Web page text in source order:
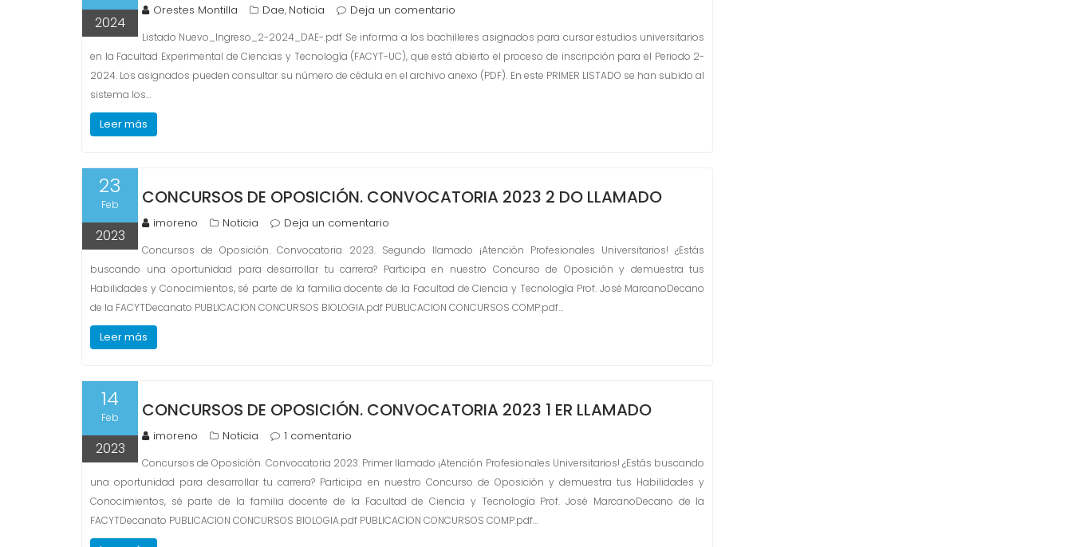
2024
Orestes Montilla Dae, Noticia Deja un comentario
Listado Nuevo_Ingreso_2-2024_DAE-.pdf Se informa a los bachilleres asignados para cursar estudios universitarios
en la Facultad Experimental de Ciencias y Tecnología (FACYT-UC), que está abierto el proceso de inscripción para el Periodo 2-
2024. Los asignados pueden consultar su número de cédula en el archivo anexo (PDF). En este PRIMER LISTADO se han subido al
sistema los…
Leer más
23
Feb
2023
CONCURSOS DE OPOSICIÓN. CONVOCATORIA 2023 2 DO LLAMADO
imoreno Noticia Deja un comentario
Concursos de Oposición. Convocatoria 2023. Segundo llamado ¡Atención Profesionales Universitarios! ¿Estás
buscando una oportunidad para desarrollar tu carrera? Participa en nuestro Concurso de Oposición y demuestra tus
Habilidades y Conocimientos, sé parte de la familia docente de la Facultad de Ciencia y Tecnología Prof. José MarcanoDecano
de la FACYTDecanato PUBLICACION CONCURSOS BIOLOGIA.pdf PUBLICACION CONCURSOS COMP.pdf…
Leer más
14
Feb
2023
CONCURSOS DE OPOSICIÓN. CONVOCATORIA 2023 1 ER LLAMADO
imoreno Noticia 1 comentario
Concursos de Oposición. Convocatoria 2023. Primer llamado ¡Atención Profesionales Universitarios! ¿Estás buscando
una oportunidad para desarrollar tu carrera? Participa en nuestro Concurso de Oposición y demuestra tus Habilidades y
Conocimientos, sé parte de la familia docente de la Facultad de Ciencia y Tecnología Prof. José MarcanoDecano de la
FACYTDecanato PUBLICACION CONCURSOS BIOLOGIA.pdf PUBLICACION CONCURSOS COMP.pdf…